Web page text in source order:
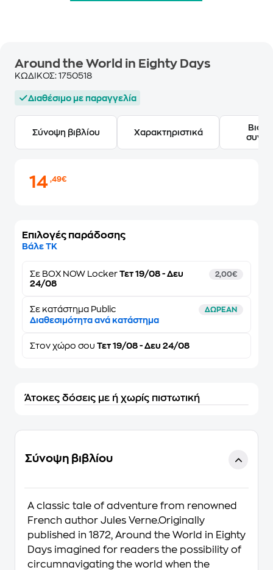
Around the World in Eighty Days
ΚΩΔΙΚΟΣ: 1750518
Διαθέσιμο με παραγγελία
Σύνοψη βιβλίου Χαρακτηριστικά
14,49€
Επιλογές παράδοσης
Βάλε ΤΚ
Σε BOX NOW Locker Τετ 19/08 - Δευ
24/08
2,00€
Σε κατάστημα Public ΔΩΡΕΑΝ
Διαθεσιμότητα ανά κατάστημα
Στον χώρο σου Τετ 19/08 - Δευ 24/08
Άτοκες δόσεις με ή χωρίς πιστωτική
Σύνοψη βιβλίου
A classic tale of adventure from renowned
French author Jules Verne.Originally
published in 1872, Around the World in Eighty
Days imagined for readers the possibility of
circumnavigating the world when the